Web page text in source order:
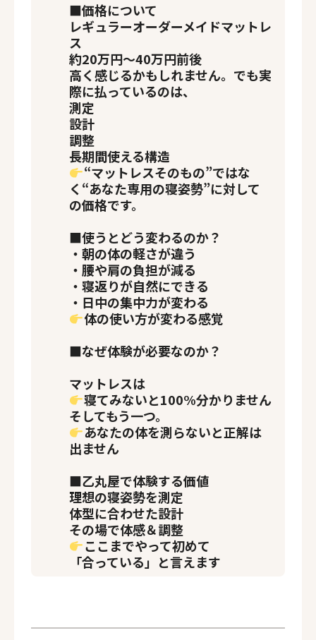
■価格について
レギュラーオーダーメイドマットレ
ス
約20万円〜40万円前後
高く感じるかもしれません。でも実
際に払っているのは、
測定
設計
調整
長期間使える構造
“マットレスそのもの”ではな
く“あなた専用の寝姿勢”に対して
の価格です。
■使うとどう変わるのか？
・朝の体の軽さが違う
・腰や肩の負担が減る
・寝返りが自然にできる
・日中の集中力が変わる
体の使い方が変わる感覚
■なぜ体験が必要なのか？
マットレスは
寝てみないと100%分かりません
そしてもう一つ。
あなたの体を測らないと正解は
出ません
■乙丸屋で体験する価値
理想の寝姿勢を測定
体型に合わせた設計
その場で体感＆調整
ここまでやって初めて
「合っている」と言えます